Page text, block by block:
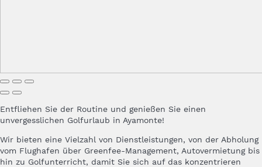
Entfliehen Sie der Routine und genießen Sie einen
unvergesslichen Golfurlaub in Ayamonte!
Wir bieten eine Vielzahl von Dienstleistungen, von der Abholung
vom Flughafen über Greenfee-Management, Autovermietung bis
hin zu Golfunterricht, damit Sie sich auf das konzentrieren